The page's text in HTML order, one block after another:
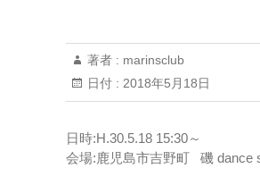
著者 : marinsclub
日付 : 2018年5月18日
日時:H.30.5.18 15:30～
会場:鹿児島市吉野町 磯 dance